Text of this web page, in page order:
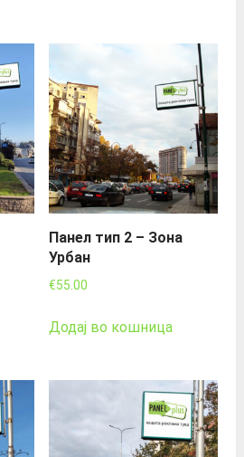
Панел тип 2 – Зона
Урбан
€55.00
Додај во кошница